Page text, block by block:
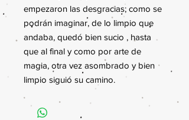
empezaron las desgracias; como se
podrán imaginar, de lo limpio que
andaba, quedó bien sucio , hasta
que al final y como por arte de
magia, otra vez asombrado y bien
limpio siguió su camino.